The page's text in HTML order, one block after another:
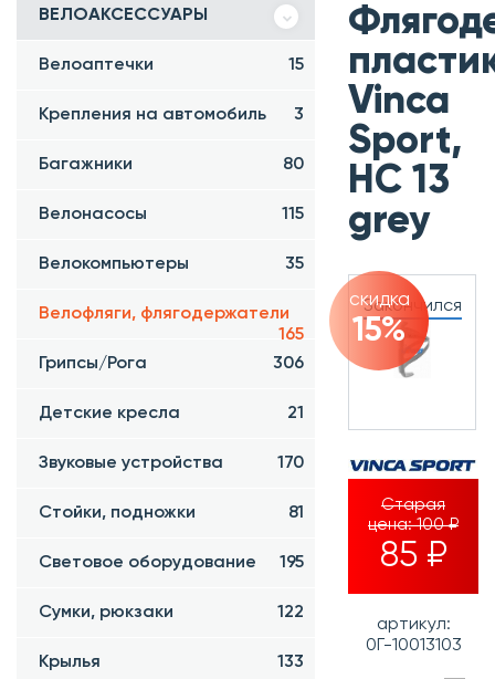
ВЕЛОАКСЕССУАРЫ
Велоаптечки 15
Крепления на автомобиль 3
Багажники 80
Велонасосы 115
Велокомпьютеры 35
Велофляги, флягодержатели
165
Грипсы/Рога
306
Детские кресла 21
Звуковые устройства 170
Стойки, подножки 81
Световое оборудование 195
Сумки, рюкзаки 122
Крылья 133
Vinca
Sport,
HC 13
grey
Закончился
скидка
15%
Старая
цена:100 ₽
85 ₽
артикул:
0Г-10013103